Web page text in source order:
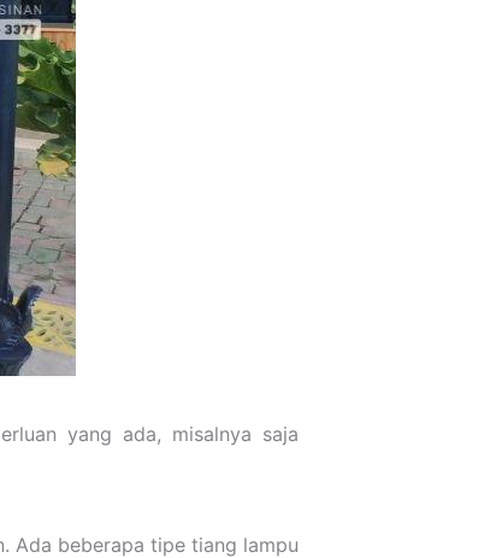
yang ada, misalnya saja
Ada beberapa tipe tiang lampu